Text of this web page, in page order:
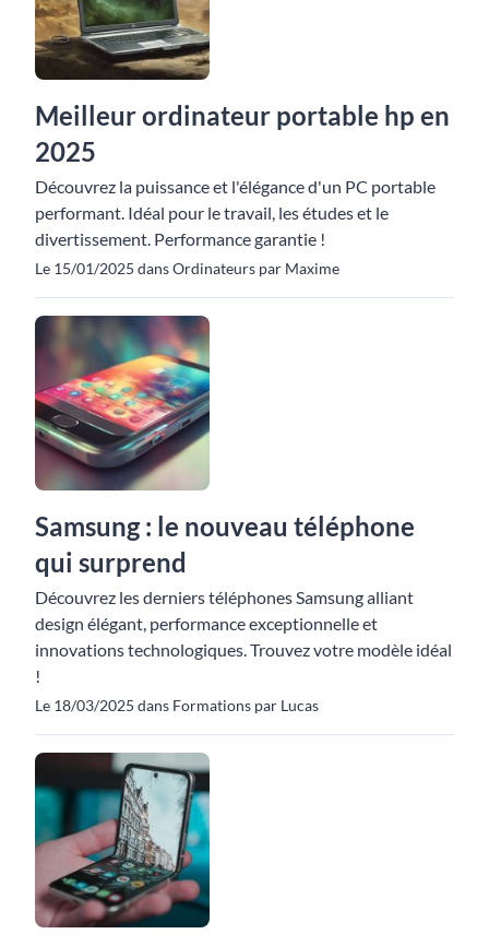
Meilleur ordinateur portable hp en
2025
Découvrez la puissance et l'élégance d'un PC portable
performant. Idéal pour le travail, les études et le
divertissement. Performance garantie !
Le 15/01/2025 dans Ordinateurs par Maxime
Samsung : le nouveau téléphone
qui surprend
Découvrez les derniers téléphones Samsung alliant
design élégant, performance exceptionnelle et
innovations technologiques. Trouvez votre modèle idéal
!
Le 18/03/2025 dans Formations par Lucas